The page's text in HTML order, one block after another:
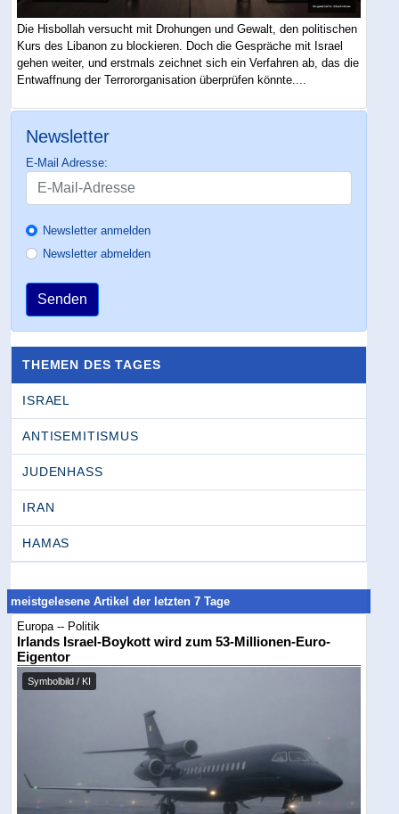
Die Hisbollah versucht mit Drohungen und Gewalt, den politischen
Kurs des Libanon zu blockieren. Doch die Gespräche mit Israel
gehen weiter, und erstmals zeichnet sich ein Verfahren ab, das die
Entwaffnung der Terrororganisation überprüfen könnte....
Newsletter
E-Mail Adresse:
Newsletter anmelden
Newsletter abmelden
Senden
THEMEN DES TAGES
ISRAEL
ANTISEMITISMUS
JUDENHASS
IRAN
HAMAS
meistgelesene Artikel der letzten 7 Tage
Europa -- Politik
Irlands Israel-Boykott wird zum 53-Millionen-Euro-
Eigentor
Symbolbild / KI